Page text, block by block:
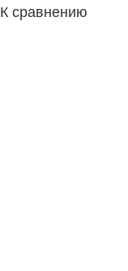
К сравнению